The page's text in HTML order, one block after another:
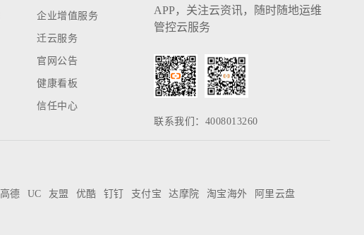
企业增值服务
迁云服务
官网公告
健康看板
信任中心
APP，关注云资讯，随时随地运维
管控云服务
联系我们：4008013260
高德 UC 友盟 优酷 钉钉 支付宝 达摩院 淘宝海外
阿里云盘